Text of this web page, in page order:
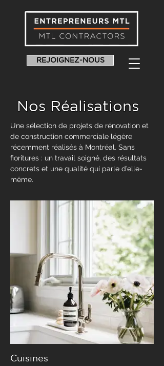
REJOIGNEZ-NOUS
Nos Réalisations
Une sélection de projets de rénovation et
de construction commerciale légère
récemment réalisés à Montréal. Sans
fioritures : un travail soigné, des résultats
concrets et une qualité qui parle d’elle-
même.
Cuisines